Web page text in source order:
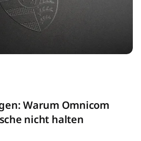
Warum Omnicom
nicht halten